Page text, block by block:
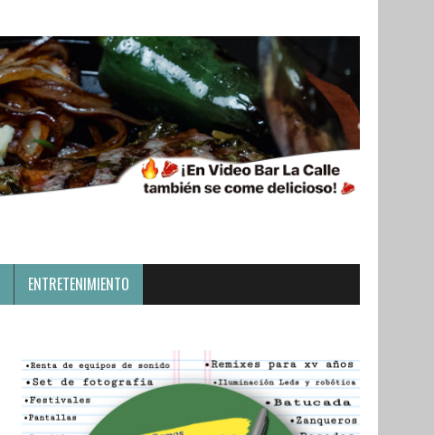
ENTRETENIMIENTO